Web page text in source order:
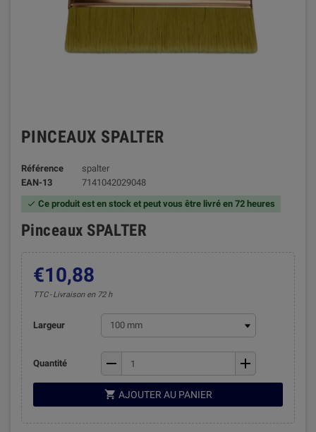
PINCEAUX SPALTER
Référence
spalter
EAN-13
7141042029048
 Ce produit est en stock et peut vous être livré en 72 heures
Pinceaux SPALTER
€10,88
TTC Livraison en 72 h
Largeur
Quantité remove add
 AJOUTER AU PANIER